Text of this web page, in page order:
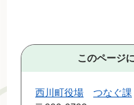
このページ
西川町役場 つなぐ課